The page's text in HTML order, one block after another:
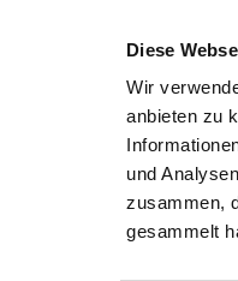
Diese
Wir
anbieten zu
und
zusammen,
gesammelt